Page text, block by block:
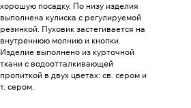
хорошую посадку. По низу изделия
выполнена кулиска с регулируемой
резинкой. Пуховик застегивается на
внутреннюю молнию и кнопки.
Изделие выполнено из курточной
ткани с водоотталкивающей
пропиткой в двух цветах: св. сером и
т. сером.